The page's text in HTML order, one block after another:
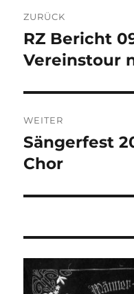
ZURÜCK
Vorheriger
Beitrag:
RZ Bericht
Vereinstour
WEITER
Nächster
Beitrag:
Sängerfest
Chor